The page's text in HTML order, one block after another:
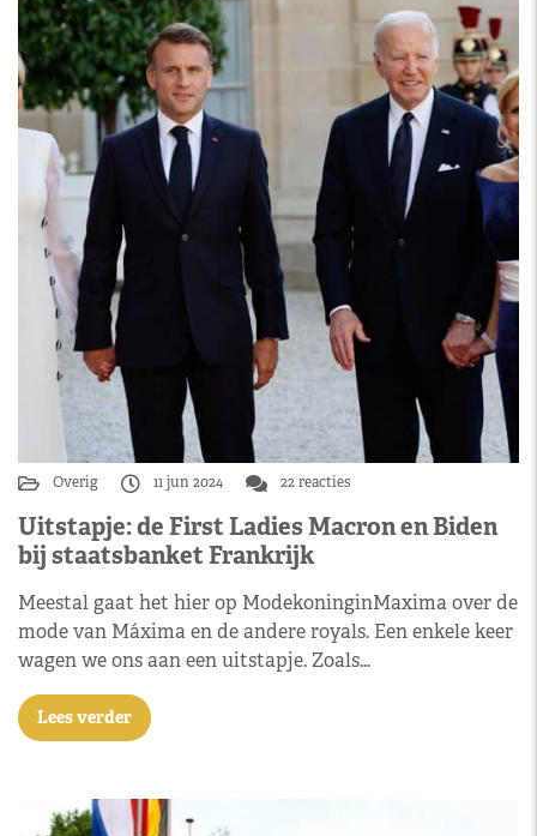
Overig 11 jun 2024 22 reacties
Uitstapje: de First Ladies Macron en Biden
bij staatsbanket Frankrijk
Meestal gaat het hier op ModekoninginMaxima over de
mode van Máxima en de andere royals. Een enkele keer
wagen we ons aan een uitstapje. Zoals…
Lees verder